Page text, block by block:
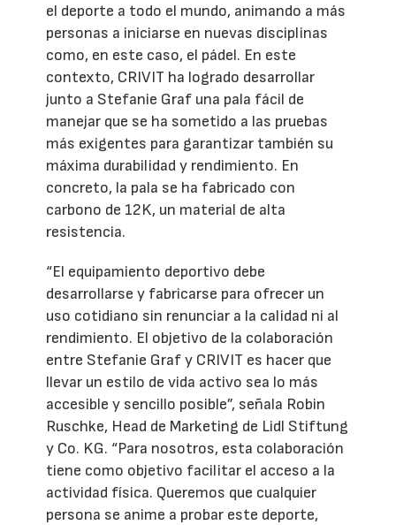
el deporte a todo el mundo, animando a más
personas a iniciarse en nuevas disciplinas
como, en este caso, el pádel. En este
contexto, CRIVIT ha logrado desarrollar
junto a Stefanie Graf una pala fácil de
manejar que se ha sometido a las pruebas
más exigentes para garantizar también su
máxima durabilidad y rendimiento. En
concreto, la pala se ha fabricado con
carbono de 12K, un material de alta
resistencia.
“El equipamiento deportivo debe
desarrollarse y fabricarse para ofrecer un
uso cotidiano sin renunciar a la calidad ni al
rendimiento. El objetivo de la colaboración
entre Stefanie Graf y CRIVIT es hacer que
llevar un estilo de vida activo sea lo más
accesible y sencillo posible”, señala Robin
Ruschke, Head de Marketing de Lidl Stiftung
y Co. KG. “Para nosotros, esta colaboración
tiene como objetivo facilitar el acceso a la
actividad física. Queremos que cualquier
persona se anime a probar este deporte,